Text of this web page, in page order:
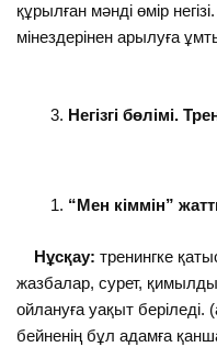
құрылған мәнді өмір
мінездерінен арылуға
Негізгі бөлімі.
“Мен кіммін”
Нұсқау: тренингке
жазбалар, сурет,
ойлануға уақыт беріледі.
бейненің бұл адамға